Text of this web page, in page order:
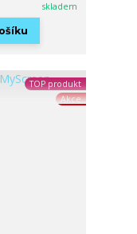
skladem
TOP produkt
Akce